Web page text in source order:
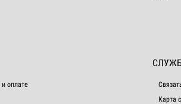
оплате
Карта